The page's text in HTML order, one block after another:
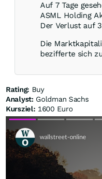
Auf 7 Tage
ASML Holding
Der Verlust auf
Die
bezifferte sich
Rating: Buy
Analyst: Goldman Sachs
Kursziel: 1600 Euro